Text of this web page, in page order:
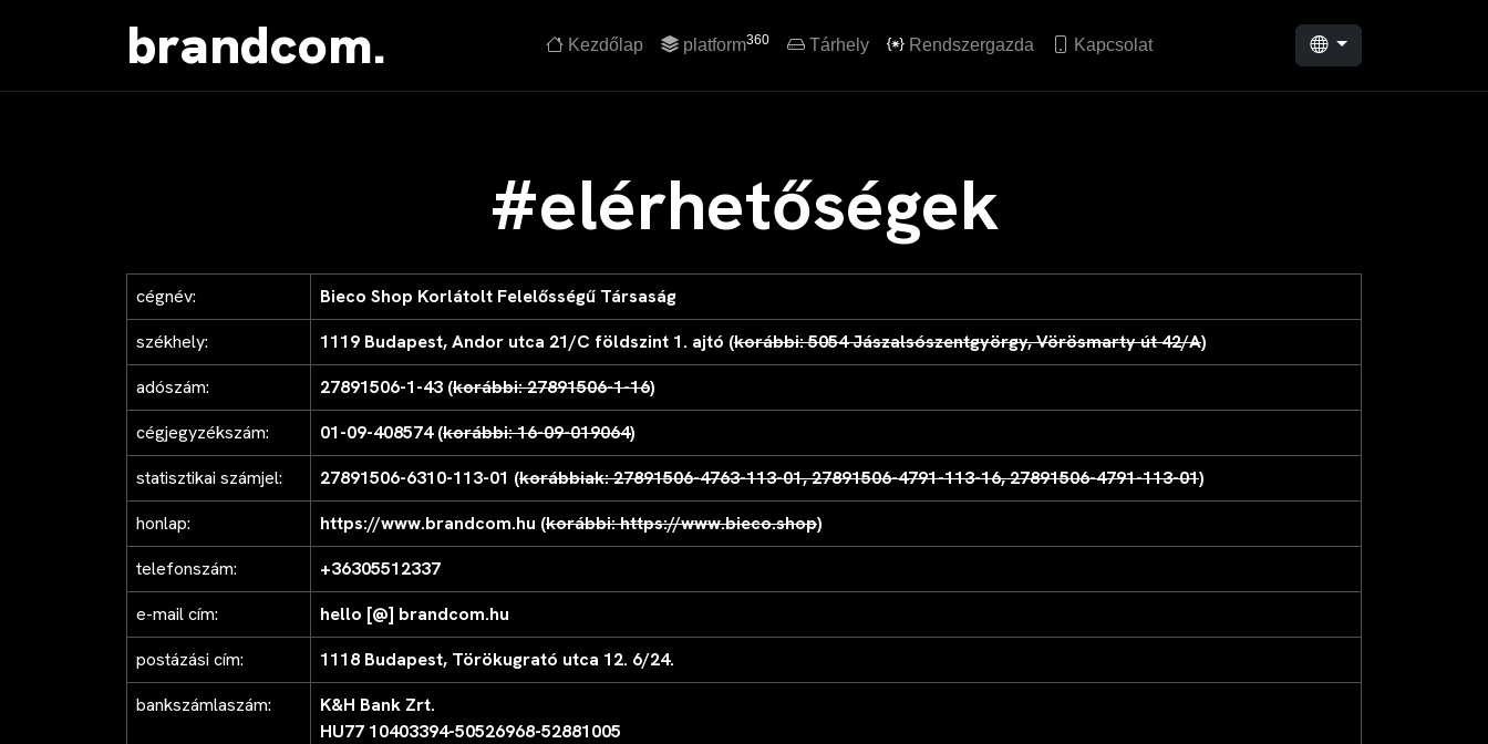
brandcom. Kezdőlap platform360 Tárhely Rendszergazda Kapcsolat
#elérhetőségek
cégnév:
Bieco Shop Korlátolt Felelősségű Társaság
székhely:
1119 Budapest, Andor utca 21/C földszint 1. ajtó (korábbi: 5054 Jászalsószentgyörgy, Vörösmarty út 42/A)
adószám:
27891506-1-43 (korábbi: 27891506-1-16)
cégjegyzékszám:
01-09-408574 (korábbi: 16-09-019064)
statisztikai számjel:
27891506-6310-113-01 (korábbiak: 27891506-4763-113-01, 27891506-4791-113-16, 27891506-4791-113-01)
honlap:
https://www.brandcom.hu (korábbi: https://www.bieco.shop)
telefonszám:
+36305512337
e-mail cím:
hello [@] brandcom.hu
postázási cím:
1118 Budapest, Törökugrató utca 12. 6/24.
bankszámlaszám:
K&H Bank Zrt.
HU77 10403394-50526968-52881005